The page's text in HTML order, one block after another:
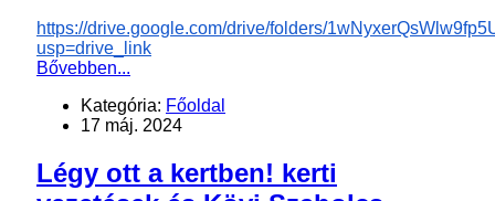
https://drive.google.com/drive/folders/
usp=drive_link
Bővebben...
Kategória: Főoldal
17 máj. 2024
Légy ott a kertben! kerti